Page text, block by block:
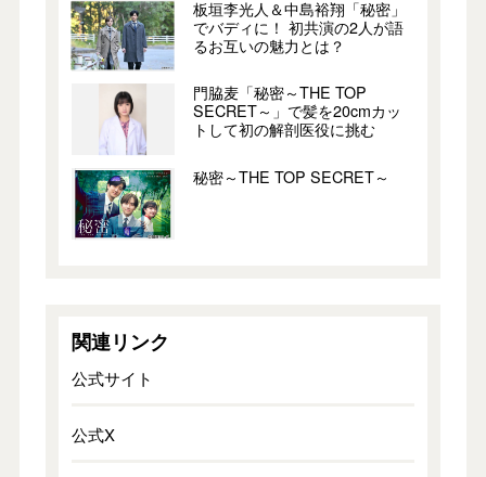
板垣李光人＆中島裕翔「秘密」
でバディに！ 初共演の2人が語
るお互いの魅力とは？
門脇麦「秘密～THE TOP
SECRET～」で髪を20cmカッ
トして初の解剖医役に挑む
秘密～THE TOP SECRET～
関連リンク
公式サイト
公式X